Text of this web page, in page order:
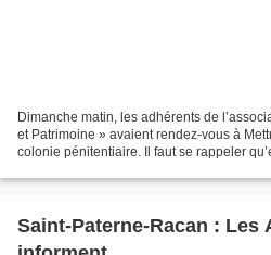
Dimanche matin, les adhérents de
et Patrimoine » avaient rendez-vous à
colonie pénitentiaire. Il faut se rappeler
Saint-Paterne-Racan : Les